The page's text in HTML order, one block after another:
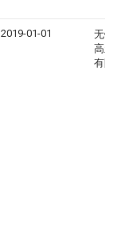
2019-01-01
无锡
高新
有限